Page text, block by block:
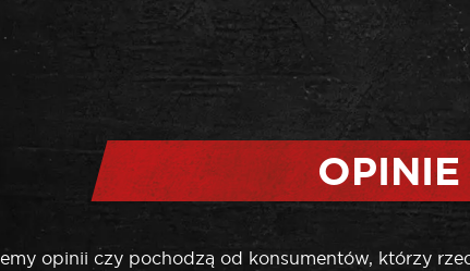
OPINIE
opinii czy pochodzą od konsumentów, którzy